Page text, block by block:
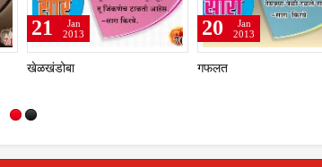
23
Jan
2013
22
2013